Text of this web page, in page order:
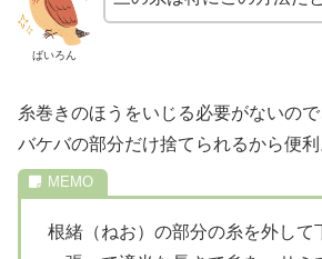
ばいろん
糸巻きのほうをいじる必要がないの
バケバの部分だけ捨てられるから便利
根緒（ねお）の部分の糸を外して